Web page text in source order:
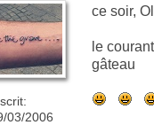
03/2006
ce soir,
le
gâteau